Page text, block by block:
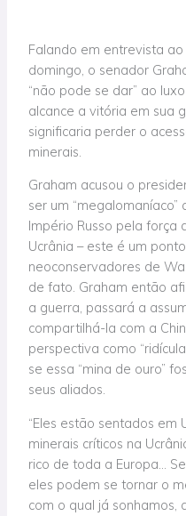
Falando em entrevista
domingo, o senador
“não pode se dar” ao
alcance a vitória em sua
significaria perder o
minerais.
Graham acusou o
ser um
Império Russo pela força
Ucrânia – este é um
neoconservadores de
de fato. Graham então
a guerra, passará a
compartilhá-la com a
perspectiva como
se essa “mina de ouro”
seus aliados.
“Eles estão sentados em
minerais críticos na
rico de toda a Europa…
eles podem se tornar o
com o qual já sonhamos,